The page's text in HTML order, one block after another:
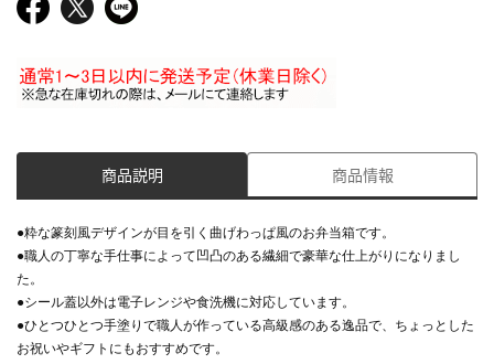
商品説明 商品情報
●粋な篆刻風デザインが目を引く曲げわっぱ風のお弁当箱です。
●職人の丁寧な手仕事によって凹凸のある繊細で豪華な仕上がりになりまし
た。
●シール蓋以外は電子レンジや食洗機に対応しています。
●ひとつひとつ手塗りで職人が作っている高級感のある逸品で、ちょっとした
お祝いやギフトにもおすすめです。